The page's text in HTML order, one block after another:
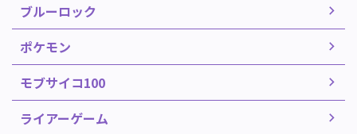
ブルーロック
ポケモン
モブサイコ100
ライアーゲーム